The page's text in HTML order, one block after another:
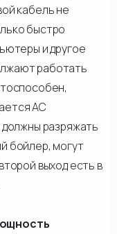
кабель не
быстро
и другое
работать
АС
разряжать
бойлер, могут
выход есть в